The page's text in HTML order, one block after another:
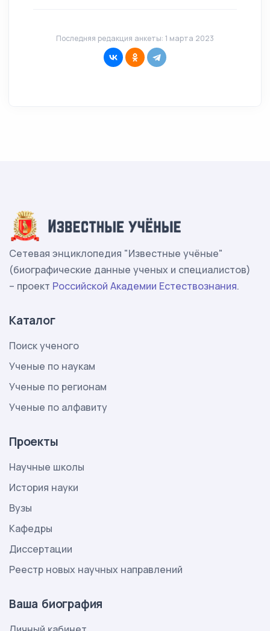
Последняя редакция анкеты: 1 марта 2023
Сетевая энциклопедия "Известные учёные"
(биографические данные ученых и специалистов)
– проект Российской Академии Естествознания.
Каталог
Поиск ученого
Ученые по наукам
Ученые по регионам
Ученые по алфавиту
Проекты
Научные школы
История науки
Вузы
Кафедры
Диссертации
Реестр новых научных направлений
Ваша биография